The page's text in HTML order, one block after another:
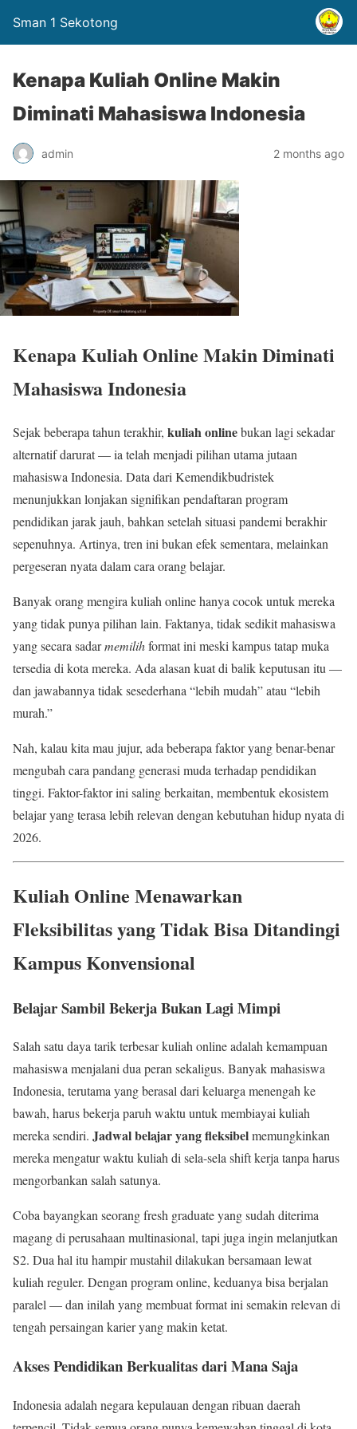
Sman 1 Sekotong
Kenapa Kuliah Online Makin
Diminati Mahasiswa Indonesia
admin 2 months ago
Kenapa Kuliah Online Makin Diminati
Mahasiswa Indonesia
Sejak beberapa tahun terakhir, kuliah onlinebukan lagi sekadar
alternatif darurat — ia telah menjadi pilihan utama jutaan
mahasiswa Indonesia. Data dari Kemendikbudristek
menunjukkan lonjakan signifikan pendaftaran program
pendidikan jarak jauh, bahkan setelah situasi pandemi berakhir
sepenuhnya. Artinya, tren ini bukan efek sementara, melainkan
pergeseran nyata dalam cara orang belajar.
Banyak orang mengira kuliah online hanya cocok untuk mereka
yang tidak punya pilihan lain. Faktanya, tidak sedikit mahasiswa
yang secara sadarmemilihformat ini meski kampus tatap muka
tersedia di kota mereka. Ada alasan kuat di balik keputusan itu —
dan jawabannya tidak sesederhana “lebih mudah” atau “lebih
murah.”
Nah, kalau kita mau jujur, ada beberapa faktor yang benar-benar
mengubah cara pandang generasi muda terhadap pendidikan
tinggi. Faktor-faktor ini saling berkaitan, membentuk ekosistem
belajar yang terasa lebih relevan dengan kebutuhan hidup nyata di
2026.
Kuliah Online Menawarkan
Fleksibilitas yang Tidak Bisa Ditandingi
Kampus Konvensional
Belajar Sambil Bekerja Bukan Lagi Mimpi
Salah satu daya tarik terbesar kuliah online adalah kemampuan
mahasiswa menjalani dua peran sekaligus. Banyak mahasiswa
Indonesia, terutama yang berasal dari keluarga menengah ke
bawah, harus bekerja paruh waktu untuk membiayai kuliah
mereka sendiri. Jadwal belajar yang fleksibelmemungkinkan
mereka mengatur waktu kuliah di sela-sela shift kerja tanpa harus
mengorbankan salah satunya.
Coba bayangkan seorang fresh graduate yang sudah diterima
magang di perusahaan multinasional, tapi juga ingin melanjutkan
S2. Dua hal itu hampir mustahil dilakukan bersamaan lewat
kuliah reguler. Dengan program online, keduanya bisa berjalan
paralel — dan inilah yang membuat format ini semakin relevan di
tengah persaingan karier yang makin ketat.
Akses Pendidikan Berkualitas dari Mana Saja
Indonesia adalah negara kepulauan dengan ribuan daerah